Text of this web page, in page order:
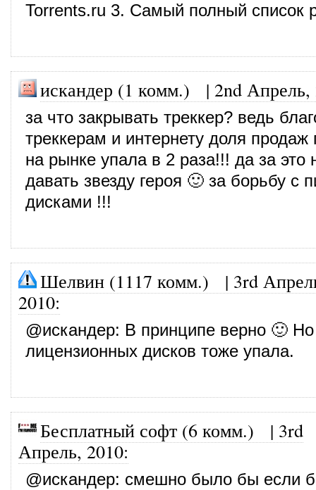
Torrents.ru 3. Самый полный список
искандер (1 комм.) | 2nd Апрель,
за что закрывать треккер? ведь
треккерам и интернету доля продаж
на рынке упала в 2 раза!!! да за это
давать звезду героя 🙂 за борьбу с
дисками !!!
Шелвин (1117 комм.) | 3rd
2010:
@искандер: В принципе верно 🙂
лицензионных дисков тоже упала.
Бесплатный софт (6 комм.) | 3rd
Апрель, 2010:
@искандер: смешно было бы если